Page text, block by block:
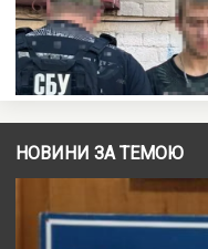
НОВИНИ ЗА ТЕМОЮ